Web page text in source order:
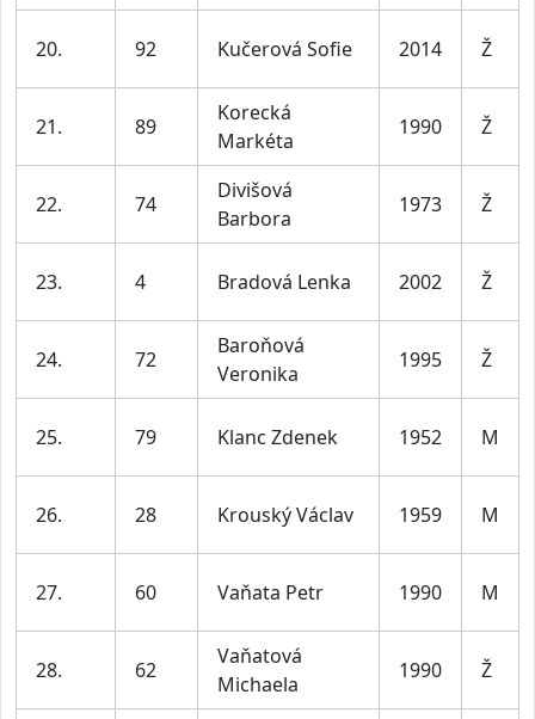
20. 92 Kučerová Sofie 2014 Ž
21. 89
Korecká
Markéta
1990 Ž
22. 74
Divišová
Barbora
1973 Ž
23. 4 Bradová Lenka 2002 Ž
24. 72
Baroňová
Veronika
1995 Ž
25. 79 Klanc Zdenek 1952 M
26. 28 Krouský Václav 1959 M
27. 60 Vaňata Petr 1990 M
28. 62
Vaňatová
Michaela
1990 Ž